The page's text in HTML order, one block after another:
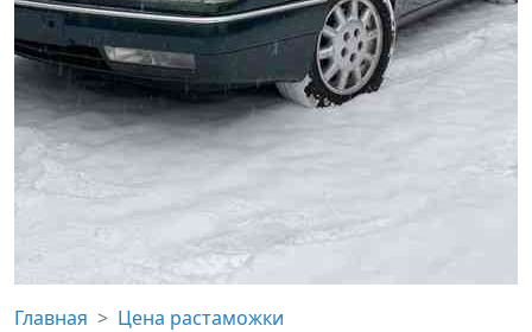
Главная
Цена растаможки